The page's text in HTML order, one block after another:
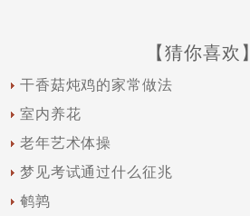
【猜你喜欢】
干香菇炖鸡的家常做法
室内养花
老年艺术体操
梦见考试通过什么征兆
鹌鹑